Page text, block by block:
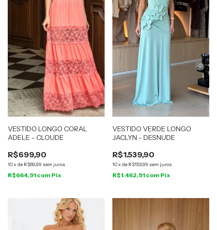
VESTIDO LONGO CORAL
ADELE - CLOUDE
R$699,90
10x de R$69,99 sem juros
R$664,91 com Pix
VESTIDO VERDE LONGO
JACLYN - DESNUDE
R$1.539,90
10x de R$153,99 sem juros
R$1.462,91 com Pix